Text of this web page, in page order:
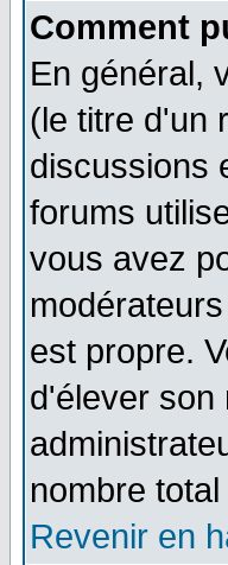
Comment
En général,
(le titre d'un
discussions
forums
vous avez
est propre.
d'élever son
nombre
Revenir en